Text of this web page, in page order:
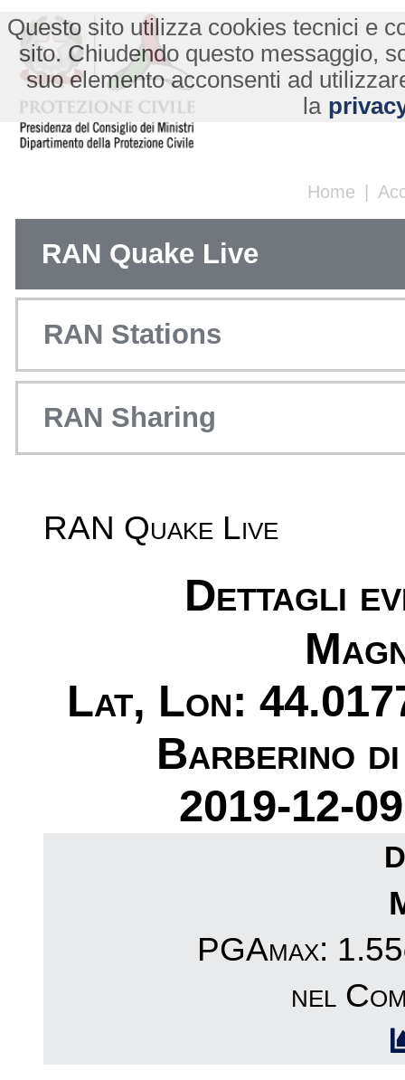
Home |
Questo sito utilizza cookies tecnici e
sito. Chiudendo questo messaggio,
suo elemento acconsenti ad
la
RAN Quake Live
RAN Stations
RAN Sharing
RAN Quake Live
Dettagli
Lat, Lon:
Barberino
2019-12-
PGAmax:
nel